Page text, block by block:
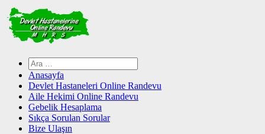
Skip
to
content
Arama:
Anasayfa
Devlet Hastaneleri Online Randevu
Aile Hekimi Online Randevu
Gebelik Hesaplama
Sıkça Sorulan Sorular
Bize Ulaşın